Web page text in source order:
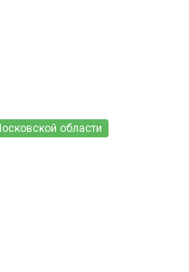
области